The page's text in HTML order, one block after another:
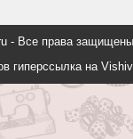
- Все права
гиперссылка на